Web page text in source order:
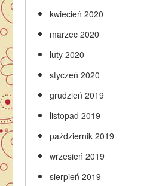
kwiecień 2020
marzec 2020
luty 2020
styczeń 2020
grudzień 2019
listopad 2019
październik 2019
wrzesień 2019
sierpień 2019